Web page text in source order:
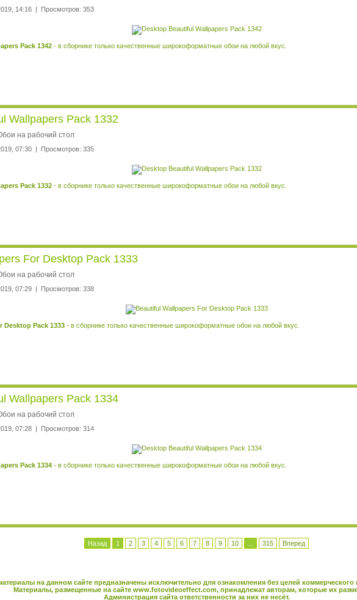
14:16 | Просмотров: 353
Pack 1342 - в сборнике только качественные широкоформатные обои на любой вкус.
Wallpapers Pack 1332
на рабочий стол
07:30 | Просмотров: 335
Pack 1332 - в сборнике только качественные широкоформатные обои на любой вкус.
For Desktop Pack 1333
на рабочий стол
07:29 | Просмотров: 338
Desktop Pack 1333 - в сборнике только качественные широкоформатные обои на любой вкус.
Wallpapers Pack 1334
на рабочий стол
07:28 | Просмотров: 314
Pack 1334 - в сборнике только качественные широкоформатные обои на любой вкус.
Назад 1 2 3 4 5 6 7 8 9 10 315 Вперед
на данном сайте предназначены исключительно для ознакомления без целей коммерческого
Материалы, размещенные на сайте www.fotovideoeffect.com, принадлежат авторам, которые их
Администрация сайта ответственности за них не несёт.